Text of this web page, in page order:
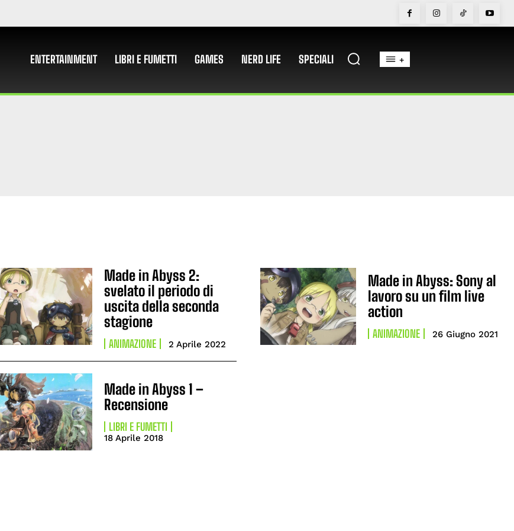
ENTERTAINMENT LIBRI E FUMETTI GAMES NERD LIFE SPECIALI +
Made in Abyss 2:
svelato il periodo di
uscita della seconda
stagione
ANIMAZIONE 2 Aprile 2022
Made in Abyss: Sony al
lavoro su un film live
action
ANIMAZIONE 26 Giugno 2021
Made in Abyss 1 –
Recensione
LIBRI E FUMETTI
18 Aprile 2018